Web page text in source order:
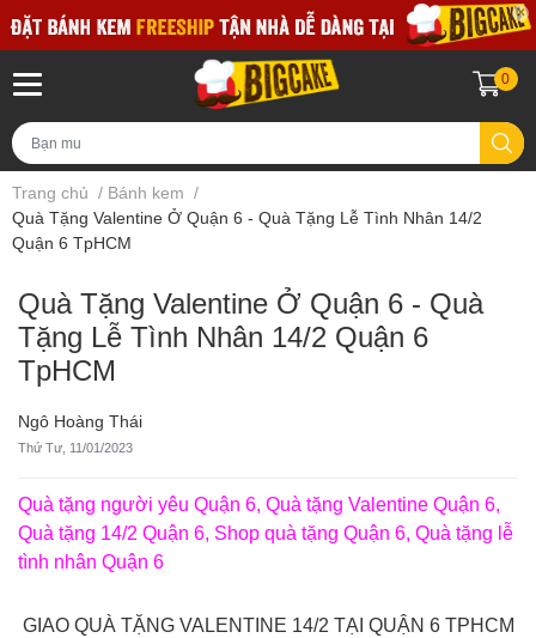
0
Trang chủ / Bánh kem /
Quà Tặng Valentine Ở Quận 6 - Quà Tặng Lễ Tình Nhân 14/2
Quận 6 TpHCM
Quà Tặng Valentine Ở Quận 6 - Quà
Tặng Lễ Tình Nhân 14/2 Quận 6
TpHCM
Ngô Hoàng Thái
Thứ Tư, 11/01/2023
Quà tặng người yêu Quận 6, Quà tặng Valentine Quận 6,
Quà tặng 14/2 Quận 6, Shop quà tặng Quận 6, Quà tặng lễ
tình nhân Quận 6
GIAO QUÀ TẶNG VALENTINE 14/2 TẠI QUẬN 6 TPHCM